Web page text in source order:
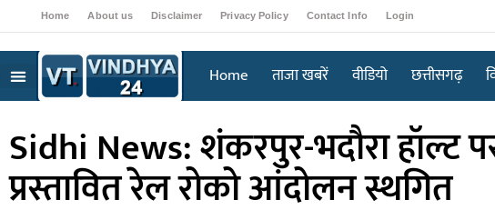
Home About us Disclaimer Privacy Policy Contact Info Login
Home ताजा खबरें वीडियो छत्तीसगढ़
Sidhi News: शंकरपुर-भदौरा हॉल्ट
प्रस्तावित रेल रोको आंदोलन स्थगित